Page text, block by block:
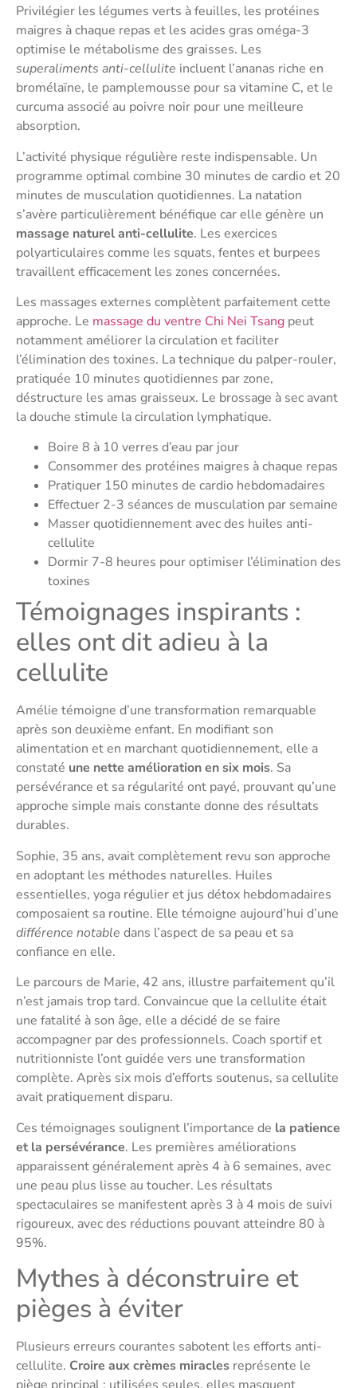
Privilégier les légumes verts à feuilles, les protéines
maigres à chaque repas et les acides gras oméga-3
optimise le métabolisme des graisses. Les
superaliments anti-cellulite incluent l’ananas riche en
bromélaïne, le pamplemousse pour sa vitamine C, et le
curcuma associé au poivre noir pour une meilleure
absorption.
L’activité physique régulière reste indispensable. Un
programme optimal combine 30 minutes de cardio et 20
minutes de musculation quotidiennes. La natation
s’avère particulièrement bénéfique car elle génère un
massage naturel anti-cellulite. Les exercices
polyarticulaires comme les squats, fentes et burpees
travaillent efficacement les zones concernées.
Les massages externes complètent parfaitement cette
approche. Le massage du ventre Chi Nei Tsang peut
notamment améliorer la circulation et faciliter
l’élimination des toxines. La technique du palper-rouler,
pratiquée 10 minutes quotidiennes par zone,
déstructure les amas graisseux. Le brossage à sec avant
la douche stimule la circulation lymphatique.
Boire 8 à 10 verres d’eau par jour
Consommer des protéines maigres à chaque repas
Pratiquer 150 minutes de cardio hebdomadaires
Effectuer 2-3 séances de musculation par semaine
Masser quotidiennement avec des huiles anti-
cellulite
Dormir 7-8 heures pour optimiser l’élimination des
toxines
Témoignages inspirants :
elles ont dit adieu à la
cellulite
Amélie témoigne d’une transformation remarquable
après son deuxième enfant. En modifiant son
alimentation et en marchant quotidiennement, elle a
constaté une nette amélioration en six mois. Sa
persévérance et sa régularité ont payé, prouvant qu’une
approche simple mais constante donne des résultats
durables.
Sophie, 35 ans, avait complètement revu son approche
en adoptant les méthodes naturelles. Huiles
essentielles, yoga régulier et jus détox hebdomadaires
composaient sa routine. Elle témoigne aujourd’hui d’une
différence notable dans l’aspect de sa peau et sa
confiance en elle.
Le parcours de Marie, 42 ans, illustre parfaitement qu’il
n’est jamais trop tard. Convaincue que la cellulite était
une fatalité à son âge, elle a décidé de se faire
accompagner par des professionnels. Coach sportif et
nutritionniste l’ont guidée vers une transformation
complète. Après six mois d’efforts soutenus, sa cellulite
avait pratiquement disparu.
Ces témoignages soulignent l’importance de la patience
et la persévérance. Les premières améliorations
apparaissent généralement après 4 à 6 semaines, avec
une peau plus lisse au toucher. Les résultats
spectaculaires se manifestent après 3 à 4 mois de suivi
rigoureux, avec des réductions pouvant atteindre 80 à
95%.
Mythes à déconstruire et
pièges à éviter
Plusieurs erreurs courantes sabotent les efforts anti-
cellulite. Croire aux crèmes miracles représente le